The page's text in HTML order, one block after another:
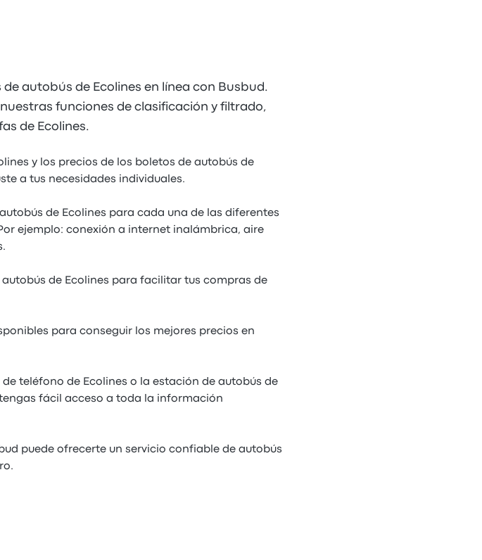
autobús de Ecolines en línea con Busbud.
funciones de clasificación y filtrado,
de Ecolines.
y los precios de los boletos de autobús de
a tus necesidades individuales.
de Ecolines para cada una de las diferentes
ejemplo: conexión a internet inalámbrica, aire
de Ecolines para facilitar tus compras de
para conseguir los mejores precios en
teléfono de Ecolines o la estación de autobús de
fácil acceso a toda la información
puede ofrecerte un servicio confiable de autobús